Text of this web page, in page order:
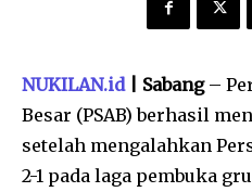
NUKILAN.id| Sabang–
Besar (PSAB) berhasil
setelah mengalahkan
2-1 pada laga pembuka